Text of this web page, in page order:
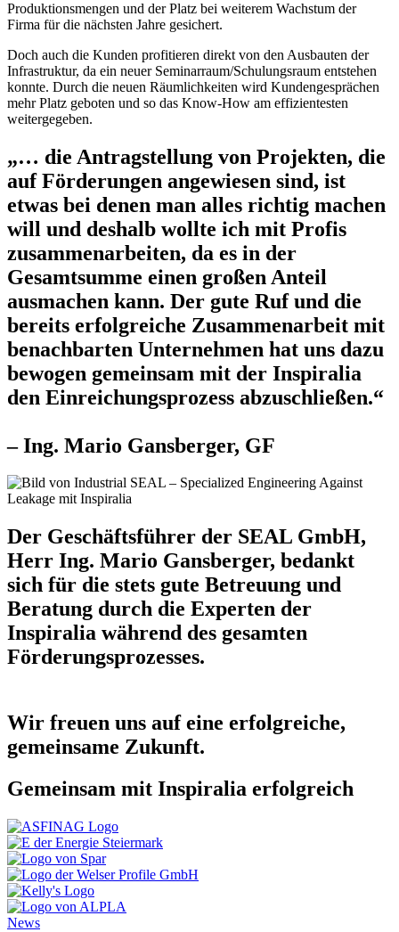
Produktionsmengen und der Platz bei weiterem Wachstum der
Firma für die nächsten Jahre gesichert.
Doch auch die Kunden profitieren direkt von den Ausbauten der
Infrastruktur, da ein neuer Seminarraum/Schulungsraum entstehen
konnte. Durch die neuen Räumlichkeiten wird Kundengesprächen
mehr Platz geboten und so das Know-How am effizientesten
weitergegeben.
„… die Antragstellung von Projekten, die
auf Förderungen angewiesen sind, ist
etwas bei denen man alles richtig machen
will und deshalb wollte ich mit Profis
zusammenarbeiten, da es in der
Gesamtsumme einen großen Anteil
ausmachen kann. Der gute Ruf und die
bereits erfolgreiche Zusammenarbeit mit
benachbarten Unternehmen hat uns dazu
bewogen gemeinsam mit der Inspiralia
den Einreichungsprozess abzuschließen.“
– Ing. Mario Gansberger, GF
Der Geschäftsführer der SEAL GmbH,
Herr Ing. Mario Gansberger, bedankt
sich für die stets gute Betreuung und
Beratung durch die Experten der
Inspiralia während des gesamten
Förderungsprozesses.
Wir freuen uns auf eine erfolgreiche,
gemeinsame Zukunft.
Gemeinsam mit Inspiralia erfolgreich
News